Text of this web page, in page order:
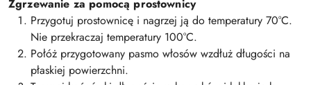
Zgrzewanie za pomocą prostownicy
Przygotuj prostownicę i nagrzej ją do temperatury 70°C.
Nie przekraczaj temperatury 100°C.
Połóż przygotowany pasmo włosów wzdłuż długości na
płaskiej powierzchni.